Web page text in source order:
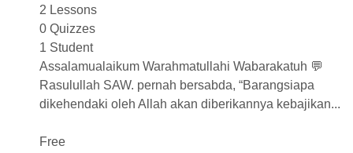
2 Lessons
0 Quizzes
1 Student
Assalamualaikum Warahmatullahi Wabarakatuh 💬
Rasulullah SAW. pernah bersabda, “Barangsiapa
dikehendaki oleh Allah akan diberikannya kebajikan...
Free